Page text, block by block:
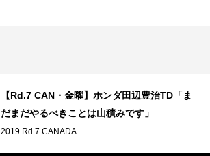
【Rd.7 CAN・金曜】ホンダ田辺豊治TD「ま
だまだやるべきことは山積みです」
2019 Rd.7 CANADA